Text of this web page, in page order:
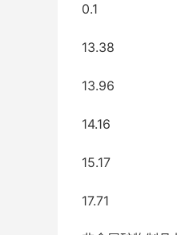
0.1
13.38
13.96
14.16
15.17
17.71